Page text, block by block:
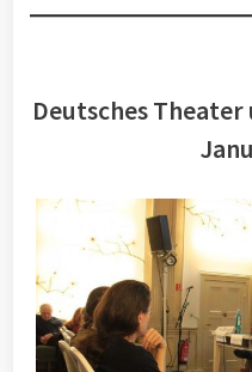
Deutsches